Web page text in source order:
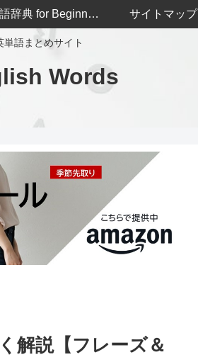
単語まとめサイト
Words
英単語辞典 for Beginners サイトマップ
解説【フレーズ＆